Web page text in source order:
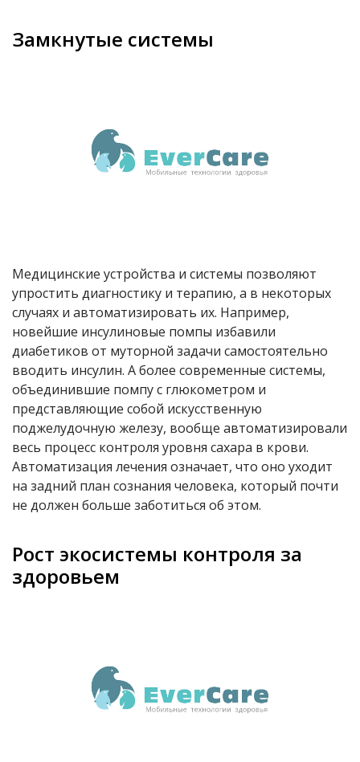
Замкнутые системы
Медицинские устройства и системы позволяют
упростить диагностику и терапию, а в некоторых
случаях и автоматизировать их. Например,
новейшие инсулиновые помпы избавили
диабетиков от муторной задачи самостоятельно
вводить инсулин. А более современные системы,
объединившие помпу с глюкометром и
представляющие собой искусственную
поджелудочную железу, вообще автоматизировали
весь процесс контроля уровня сахара в крови.
Автоматизация лечения означает, что оно уходит
на задний план сознания человека, который почти
не должен больше заботиться об этом.
Рост экосистемы контроля за
здоровьем